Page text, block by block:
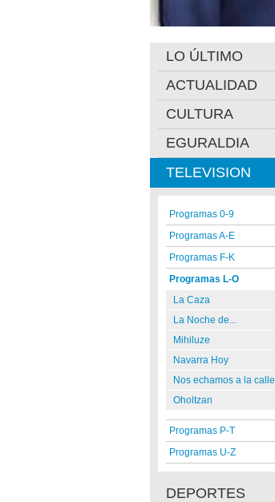
LO ÚLTIMO
ACTUALIDAD
CULTURA
EGURALDIA
TELEVISION
Programas 0-9
Programas A-E
Programas F-K
Programas L-O
La Caza
La Noche de...
Mihiluze
Navarra Hoy
Nos echamos a la calle
Oholtzan
Programas P-T
Programas U-Z
DEPORTES